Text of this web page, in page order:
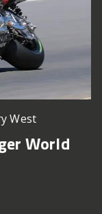
West
World